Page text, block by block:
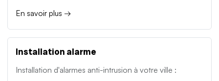
En savoir plus →
Installation alarme
Installation d'alarmes anti-intrusion à votre ville :